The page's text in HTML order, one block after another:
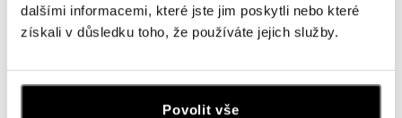
dalšími informacemi, které jste jim poskytli nebo které
získali v důsledku toho, že používáte jejich služby.
Povolit vše